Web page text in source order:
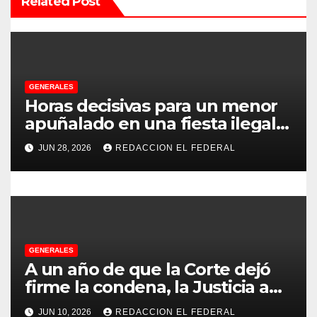
ó
n
e
e
n
a
d
a
GENERALES
Horas decisivas para un menor
apuñalado en una fiesta ilegal
con más de 500 asistentes en
Chilecito
JUN 28, 2026 REDACCION EL FEDERAL
GENERALES
A un año de que la Corte dejó
firme la condena, la Justicia aún
no pudo decomisarle ni un peso
JUN 10, 2026 REDACCION EL FEDERAL